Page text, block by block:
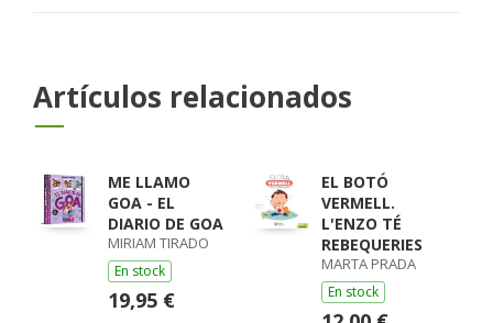
Artículos relacionados
ME LLAMO
GOA - EL
DIARIO DE GOA
MIRIAM TIRADO
En stock
19,95 €
EL BOTÓ
VERMELL.
L'ENZO TÉ
REBEQUERIES
MARTA PRADA
En stock